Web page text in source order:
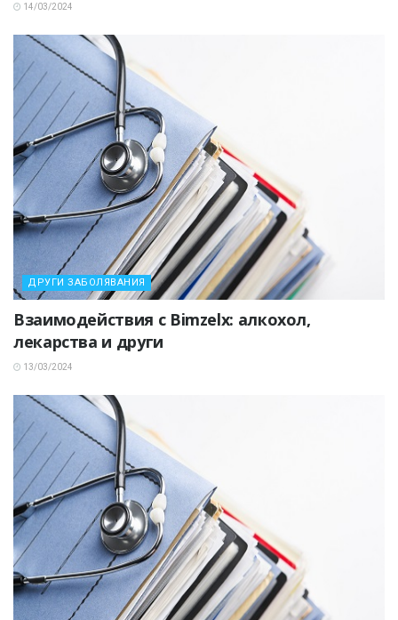
14/03/2024
ДРУГИ ЗАБОЛЯВАНИЯ
Взаимодействия с Bimzelx: алкохол,
лекарства и други
13/03/2024